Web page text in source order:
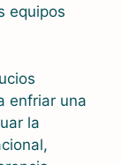
equipos
enfriar una
la